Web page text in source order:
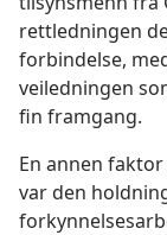
rettledningen
forbindelse,
veiledningen
fin framgang.
En annen
var den